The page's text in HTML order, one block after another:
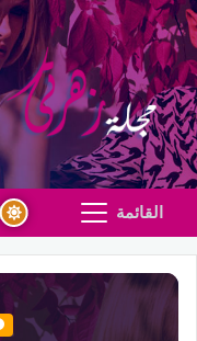
القائمة